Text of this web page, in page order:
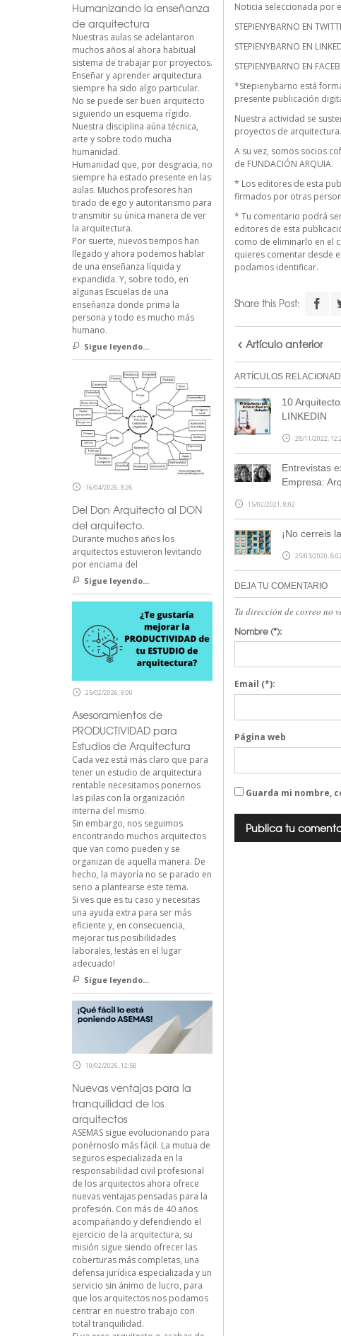
Noticia seleccionada por
STEPIENYBARNO EN
STEPIENYBARNO EN
STEPIENYBARNO EN
*Stepienybarno está
presente publicación
Nuestra actividad se
proyectos de arquitectura.
A su vez, somos socios
de FUNDACIÓN ARQUIA.
* Los editores de esta
firmados por otras
* Tu comentario podrá
editores de esta
como de eliminarlo en el
quieres comentar desde
podamos identificar.
Share this Post:
Artículo anterior
ARTÍCULOS
10
LINKEDIN
28/11/2022,
Entrevistas
Empresa:
15/02/2021, 8:02
¡No cerreis
25/03/2020, 8:02
DEJA TU COMENTARIO
Tu dirección de correo no
Nombre(*):
Email (*):
Página web
Guarda mi nombre,
Humanizando la enseñanza
de arquitectura
Nuestras aulas se adelantaron
muchos años al ahora habitual
sistema de trabajar por proyectos.
Enseñar y aprender arquitectura
siempre ha sido algo particular.
No se puede ser buen arquitecto
siguiendo un esquema rígido.
Nuestra disciplina aúna técnica,
arte y sobre todo mucha
humanidad.
Humanidad que, por desgracia, no
siempre ha estado presente en las
aulas. Muchos profesores han
tirado de ego y autoritarismo para
transmitir su única manera de ver
la arquitectura.
Por suerte, nuevos tiempos han
llegado y ahora podemos hablar
de una enseñanza líquida y
expandida. Y, sobre todo, en
algunas Escuelas de una
enseñanza donde prima la
persona y todo es mucho más
humano.
Sigue leyendo...
16/04/2026, 8:26
Del Don Arquitecto al DON
del arquitecto.
Durante muchos años los
arquitectos estuvieron levitando
por enciama del
Sigue leyendo...
25/02/2026, 9:00
Asesoramientos de
PRODUCTIVIDAD para
Estudios de Arquitectura
Cada vez está más claro que para
tener un estudio de arquitectura
rentable necesitamos ponernos
las pilas con la organización
interna del mismo.
Sin embargo, nos seguimos
encontrando muchos arquitectos
que van como pueden y se
organizan de aquella manera. De
hecho, la mayoría no se parado en
serio a plantearse este tema.
Si ves que es tu caso y necesitas
una ayuda extra para ser más
eficiente y, en consecuencia,
mejorar tus posibilidades
laborales, !estás en el lugar
adecuado!
Sigue leyendo...
10/02/2026, 12:58
Nuevas ventajas para la
tranquilidad de los
arquitectos
ASEMAS sigue evolucionando para
ponérnoslo más fácil. La mutua de
seguros especializada en la
responsabilidad civil profesional
de los arquitectos ahora ofrece
nuevas ventajas pensadas para la
profesión. Con más de 40 años
acompañando y defendiendo el
ejercicio de la arquitectura, su
misión sigue siendo ofrecer las
coberturas más completas, una
defensa jurídica especializada y un
servicio sin ánimo de lucro, para
que los arquitectos nos podamos
centrar en nuestro trabajo con
total tranquilidad.